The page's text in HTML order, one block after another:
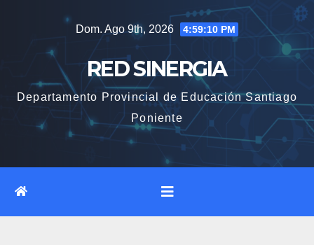
contenido
Dom. Ago 9th, 2026 4:59:11 PM
RED SINERGIA
Departamento Provincial de Educación Santiago
Poniente